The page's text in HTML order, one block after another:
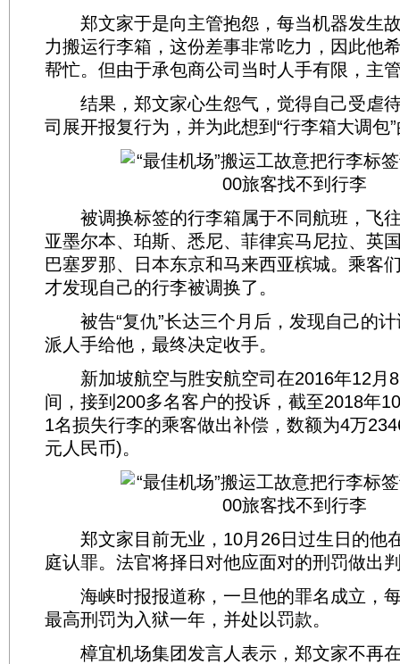
郑文家于是向主管抱怨，每当机器发生
力搬运行李箱，这份差事非常吃力，因此他
帮忙。但由于承包商公司当时人手有限，主
结果，郑文家心生怨气，觉得自己受虐
司展开报复行为，并为此想到“行李箱大调包
被调换标签的行李箱属于不同航班，飞
亚墨尔本、珀斯、悉尼、菲律宾马尼拉、英
巴塞罗那、日本东京和马来西亚槟城。乘客
才发现自己的行李被调换了。
被告“复仇”长达三个月后，发现自己的计
派人手给他，最终决定收手。
新加坡航空与胜安航空司在2016年12月8
间，接到200多名客户的投诉，截至2018年
1名损失行李的乘客做出补偿，数额为4万
元人民币)。
郑文家目前无业，10月26日过生日的他
庭认罪。法官将择日对他应面对的刑罚做出
海峡时报报道称，一旦他的罪名成立，
最高刑罚为入狱一年，并处以罚款。
樟宜机场集团发言人表示，郑文家不再